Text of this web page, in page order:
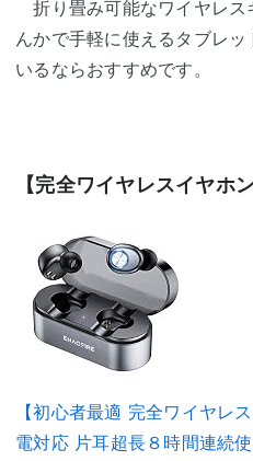
折り畳み可能なワイヤレス
んかで手軽に使えるタブレ
いるならおすすめです。
【完全ワイヤレスイヤ
【初心者最適 完全ワイヤレ
電対応 片耳超長８時間連続